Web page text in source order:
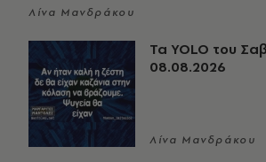
Λίνα Μανδράκου
Τα YOLO του
08.08.2026
Λίνα Μανδράκου